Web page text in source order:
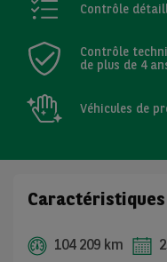
Contrôle
Contrôle
de plus de 4
Véhicules de
Caractéristiques
104 209 km